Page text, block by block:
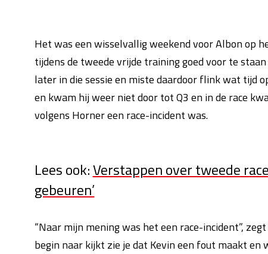
Het was een wisselvallig weekend voor Albon op
tijdens de tweede vrijde training goed voor te
later in die sessie en miste daardoor flink wat tijd
en kwam hij weer niet door tot Q3 en in de race
volgens Horner een race-incident was.
Lees ook:Verstappen over tweede
gebeuren’
“Naar mijn mening was het een race-incident”,
begin naar kijkt zie je dat Kevin een fout maakt